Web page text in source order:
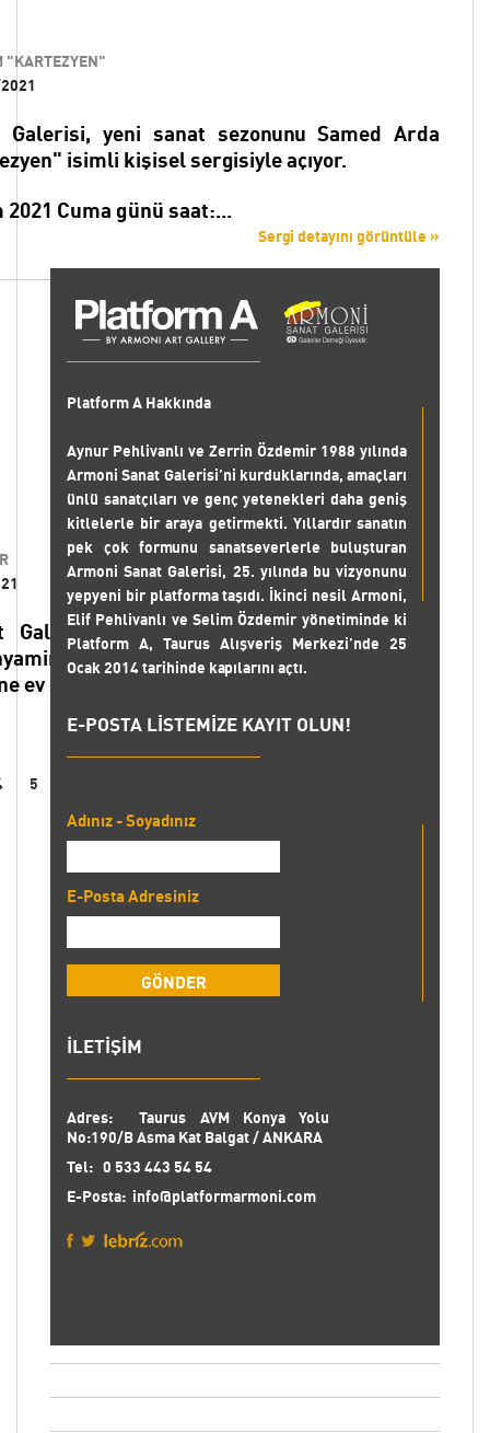
"KARTEZYEN"
Galerisi, yeni sanat sezonunu Samed Arda
isimli kişisel sergisiyle açıyor.
2021 Cuma günü saat:...
Sergi detayını görüntüle »
Galerisi, 16 Mart-9 Nisan 2021 tarihleri
Balamir'in "Hattuşa'dan Engürü'ye"
ev sahipliği yapıyor.
Sergi detayını görüntüle »
5
Platform A Hakkında
Aynur Pehlivanlı ve Zerrin Özdemir 1988 yılında
Armoni Sanat Galerisi’ni kurduklarında, amaçları
ünlü sanatçıları ve genç yetenekleri daha geniş
kitlelerle bir araya getirmekti. Yıllardır sanatın
pek çok formunu sanatseverlerle buluşturan
Armoni Sanat Galerisi, 25. yılında bu vizyonunu
yepyeni bir platforma taşıdı. İkinci nesil Armoni,
Elif Pehlivanlı ve Selim Özdemir yönetiminde ki
Platform A, Taurus Alışveriş Merkezi’nde 25
Ocak 2014 tarihinde kapılarını açtı.
E-POSTA LİSTEMİZE KAYIT OLUN!
Adınız - Soyadınız
E-Posta Adresiniz
İLETİŞİM
Adres: Taurus AVM Konya Yolu
No:190/B Asma Kat Balgat / ANKARA
Tel: 0 533 443 54 54
E-Posta: info@platformarmoni.com